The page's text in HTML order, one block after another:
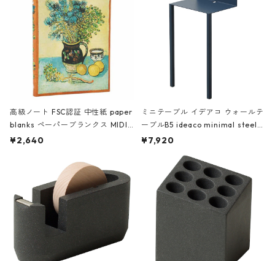
高級ノート FSC認証 中性紙 paper
blanks ペーパーブランクス MIDI
ハードカバー 罫線 ヴァン・ゴッホ
¥2,640
ミニテーブル イデアコ ウォールテ
ーブルB5 ideaco minimal steel f
urniture WALL Table B5 ネイビー
¥7,920